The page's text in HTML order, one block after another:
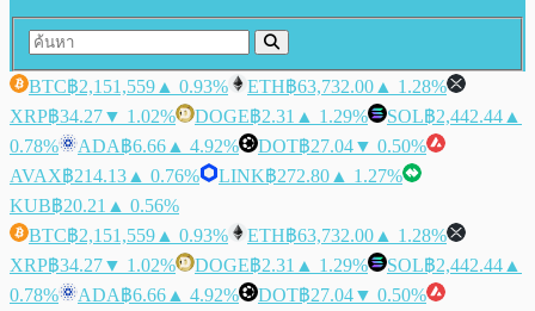
BTC฿2,151,559 ▲ 0.93% ETH฿63,732.00 ▲ 1.28%
XRP฿34.27▼ 1.02% DOGE฿2.31 ▲ 1.29% SOL฿2,442.44 ▲
0.78%
ADA฿6.66 ▲ 4.92% DOT฿27.04▼ 0.50%
AVAX฿214.13 ▲ 0.76% LINK฿272.80 ▲ 1.27%
KUB฿20.21 ▲ 0.56%
BTC฿2,151,559 ▲ 0.93% ETH฿63,732.00 ▲ 1.28%
XRP฿34.27▼ 1.02% DOGE฿2.31 ▲ 1.29% SOL฿2,442.44 ▲
0.78%
ADA฿6.66 ▲ 4.92% DOT฿27.04▼ 0.50%